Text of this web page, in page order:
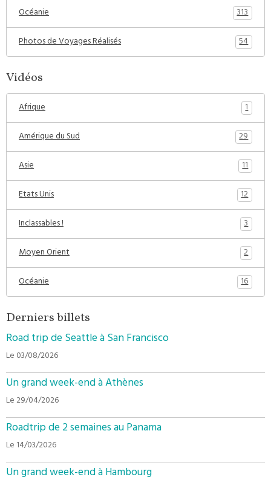
Océanie
313
Photos de Voyages Réalisés
54
Vidéos
Afrique
1
Amérique du Sud
29
Asie
11
Etats Unis
12
Inclassables !
3
Moyen Orient
2
Océanie
16
Derniers billets
Road trip de Seattle à San Francisco
Le 03/08/2026
Un grand week-end à Athènes
Le 29/04/2026
Roadtrip de 2 semaines au Panama
Le 14/03/2026
Un grand week-end à Hambourg